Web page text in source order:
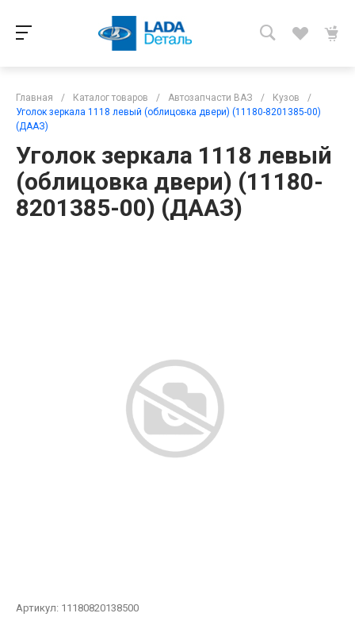
Главная / Каталог товаров / Автозапчасти ВАЗ / Кузов
/
Уголок зеркала 1118 левый (облицовка двери) (11180-8201385-00)
(ДААЗ)
Уголок зеркала 1118 левый
(облицовка двери) (11180-
8201385-00) (ДААЗ)
Артикул: 11180820138500